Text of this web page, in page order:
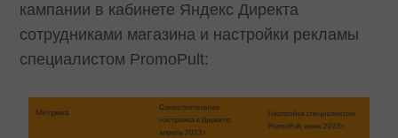
кампании в кабинете Яндекс Директа
сотрудниками магазина и настройки рекламы
специалистом PromoPult: